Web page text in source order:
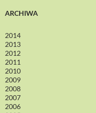
ARCHIWA
2014
2013
2012
2011
2010
2009
2008
2007
2006